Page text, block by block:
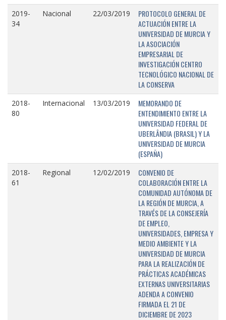
2019-
34
Nacional 22/03/2019
PROTOCOLO GENERAL DE
ACTUACIÓN ENTRE LA
UNIVERSIDAD DE MURCIA Y
LA ASOCIACIÓN
EMPRESARIAL DE
INVESTIGACIÓN CENTRO
TECNOLÓGICO NACIONAL DE
LA CONSERVA
2018-
80
Internacional 13/03/2019
MEMORANDO DE
ENTENDIMIENTO ENTRE LA
UNIVERSIDAD FEDERAL DE
UBERLÂNDIA (BRASIL) Y LA
UNIVERSIDAD DE MURCIA
(ESPAÑA)
2018-
61
Regional 12/02/2019
CONVENIO DE
COLABORACIÓN ENTRE LA
COMUNIDAD AUTÓNOMA DE
LA REGIÓN DE MURCIA, A
TRAVÉS DE LA CONSEJERÍA
DE EMPLEO,
UNIVERSIDADES, EMPRESA Y
MEDIO AMBIENTE Y LA
UNIVERSIDAD DE MURCIA
PARA LA REALIZACIÓN DE
PRÁCTICAS ACADÉMICAS
EXTERNAS UNIVERSITARIAS
ADENDA A CONVENIO
FIRMADA EL 21 DE
DICIEMBRE DE 2023